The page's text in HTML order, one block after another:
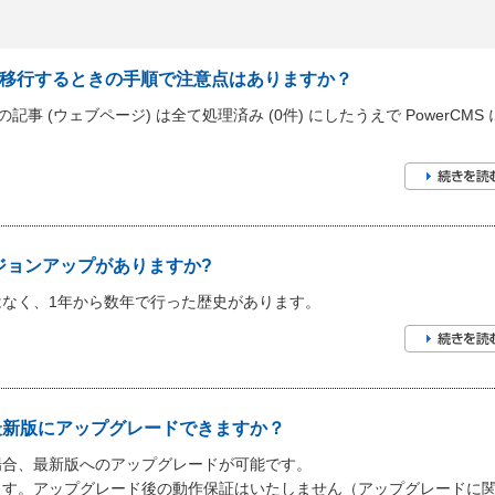
行するときの手順で注意点はありますか？
記事 (ウェブページ) は全て処理済み (0件) にしたうえで PowerCMS
ンアップがありますか?
く、1年から数年で行った歴史があります。
版にアップグレードできますか？
、最新版へのアップグレードが可能です。
。アップグレード後の動作保証はいたしません（アップグレードに